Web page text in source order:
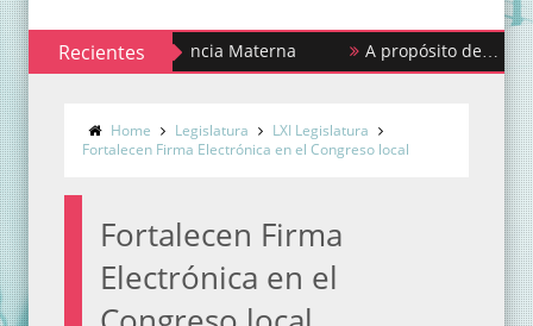
Recientes
de la Lactancia Materna A propósito de… ¡Urgencias y
Home Legislatura
LXI Legislatura
Fortalecen Firma Electrónica en el Congreso local
Fortalecen Firma
Electrónica en el